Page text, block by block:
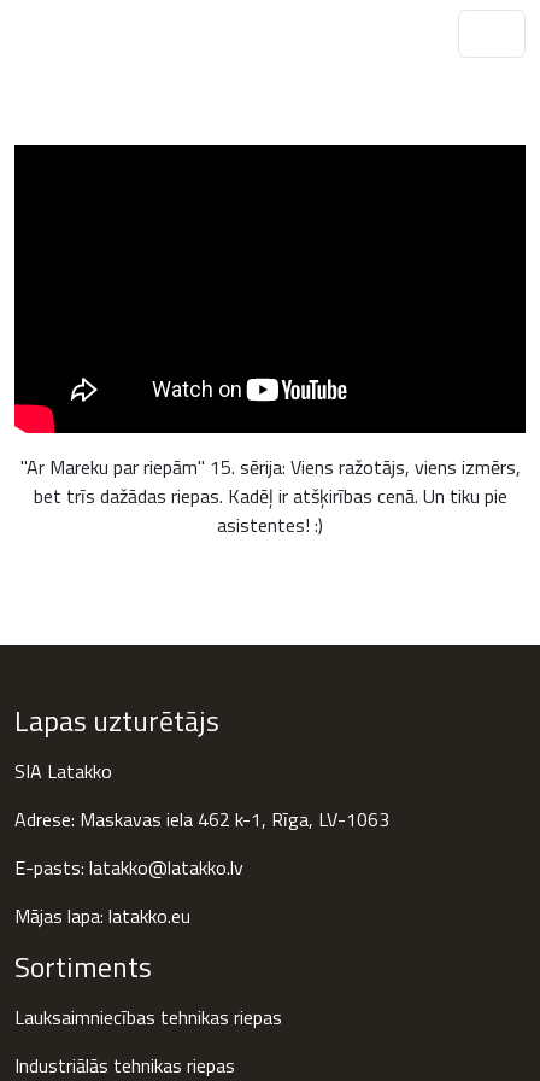
"Ar Mareku par riepām" 15. sērija: Viens ražotājs, viens izmērs,
bet trīs dažādas riepas. Kadēļ ir atšķirības cenā. Un tiku pie
asistentes! :)
Lapas uzturētājs
SIA Latakko
Adrese: Maskavas iela 462 k-1, Rīga, LV-1063
E-pasts: latakko@latakko.lv
Mājas lapa: latakko.eu
Sortiments
Lauksaimniecības tehnikas riepas
Industriālās tehnikas riepas